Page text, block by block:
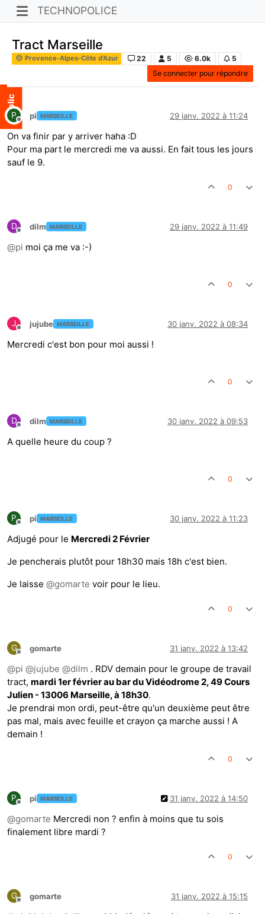
TECHNOPOLICE
Tract Marseille
Provence-Alpes-Côte d'Azur 22 5 6.0k
5
Se connecter pour répondre
P
Hors-ligne
pi MARSEILLE 29 janv. 2022 à 11:24
On va finir par y arriver haha :D
Pour ma part le mercredi me va aussi. En fait tous les jours
sauf le 9.
0
D
Hors-ligne
dilm MARSEILLE 29 janv. 2022 à 11:49
@pi moi ça me va :-)
0
J
Hors-ligne
jujube MARSEILLE 30 janv. 2022 à 08:34
Mercredi c'est bon pour moi aussi !
0
D
Hors-ligne
dilm MARSEILLE 30 janv. 2022 à 09:53
A quelle heure du coup ?
0
P
Hors-ligne
pi MARSEILLE 30 janv. 2022 à 11:23
Adjugé pour le Mercredi 2 Février
Je pencherais plutôt pour 18h30 mais 18h c'est bien.
Je laisse @gomarte voir pour le lieu.
0
G
Hors-ligne
gomarte 31 janv. 2022 à 13:42
@pi @jujube @dilm . RDV demain pour le groupe de travail
tract, mardi 1er février au bar du Vidéodrome 2, 49 Cours
Julien - 13006 Marseille, à 18h30.
Je prendrai mon ordi, peut-être qu'un deuxième peut être
pas mal, mais avec feuille et crayon ça marche aussi ! A
demain !
0
P
Hors-ligne
pi MARSEILLE 31 janv. 2022 à 14:50
@gomarte Mercredi non ? enfin à moins que tu sois
finalement libre mardi ?
0
G
Hors-ligne
gomarte 31 janv. 2022 à 15:15